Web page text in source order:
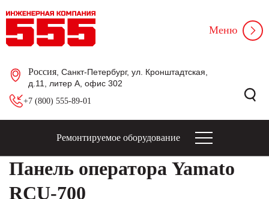
Россия , Санкт-Петербург, ул. Кронштадтская,
д.11, литер А, офис 302
+7 (800) 555-89-01
Меню
Ремонтируемое оборудование
Панель оператора Yamato
RCU-700